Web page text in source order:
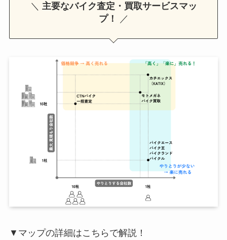
＼ 主要なバイク査定・買取サービスマッ
プ！
／
▼マップの詳細はこちらで解説！